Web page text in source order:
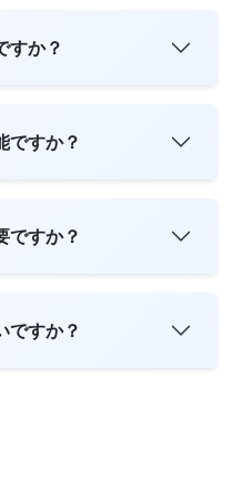
すか？
ですか？
ですか？
ですか？